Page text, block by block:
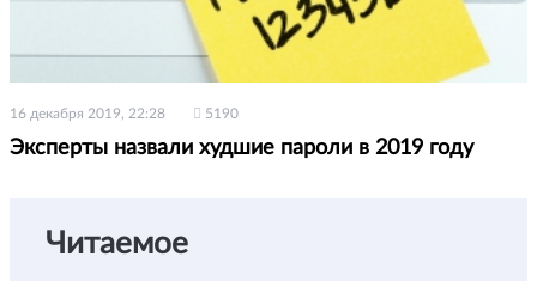
16 декабря 2019, 22:28 5190
Эксперты назвали худшие пароли в 2019 году
Читаемое